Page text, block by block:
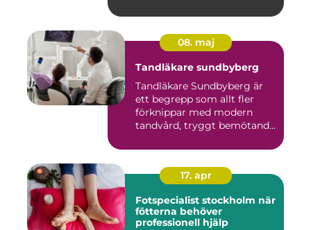
08. maj
Tandläkare sundbyberg
Tandläkare Sundbyberg är
ett begrepp som allt fler
förknippar med modern
tandvård, tryggt bemötande
17. apr
Fotspecialist stockholm när
fötterna behöver
professionell hjälp